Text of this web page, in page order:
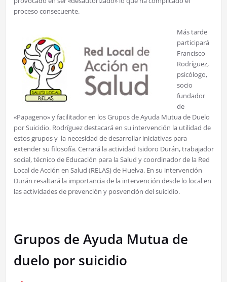
proceso consecuente.
Más tarde
participará
Francisco
Rodríguez,
psicólogo,
socio
fundador
de
«Papageno» y facilitador en los Grupos de Ayuda Mutua de Duelo
por Suicidio. Rodríguez destacará en su intervención la utilidad de
estos grupos y la necesidad de desarrollar iniciativas para
extender su filosofía. Cerrará la actividad Isidoro Durán, trabajador
social, técnico de Educación para la Salud y coordinador de la Red
Local de Acción en Salud (RELAS) de Huelva. En su intervención
Durán resaltará la importancia de la intervención desde lo local en
las actividades de prevención y posvención del suicidio.
Grupos de Ayuda Mutua de
duelo por suicidio